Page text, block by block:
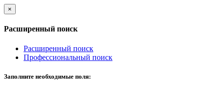
×
Расширенный поиск
Расширенный поиск
Профессиональный поиск
Заполните необходимые поля: